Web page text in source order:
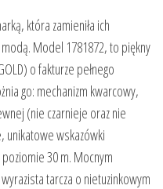
która zamieniła ich
Model 1781872, to piękny
o fakturze pełnego
go: mechanizm kwarcowy,
(nie czarnieje oraz nie
unikatowe wskazówki
30 m. Mocnym
tarcza o nietuzinkowym